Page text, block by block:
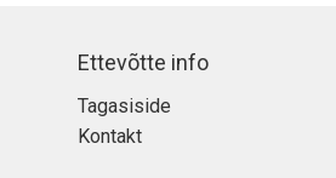
Ettevõtte info
Tagasiside
Kontakt